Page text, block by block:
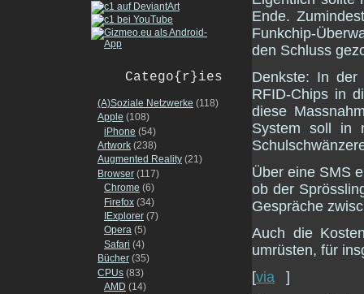
Catego{r}ies
(A)Soziale Netzwerke (118)
Apple (108)
iPhone (54)
Artwork (238)
Augmented Reality (21)
Browser (117)
Chrome (6)
Firefox (34)
IExplorer (7)
Opera (5)
Safari (4)
Bücher (35)
CPUs (83)
AMD (14)
Ende.
Funkchip-
den Schluss
Denkste: In der
RFID-Chips in
diese
System soll in
Über eine SMS
ob der
Gespräche
Auch die
umrüsten, für
[via
]